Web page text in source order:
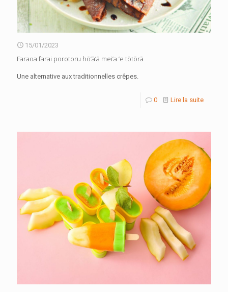
15/01/2023
Faraoa farai porotoru hō’ā’ā mei’a ’e tōtōrā
Une alternative aux traditionnelles crêpes.
0 Lire la suite